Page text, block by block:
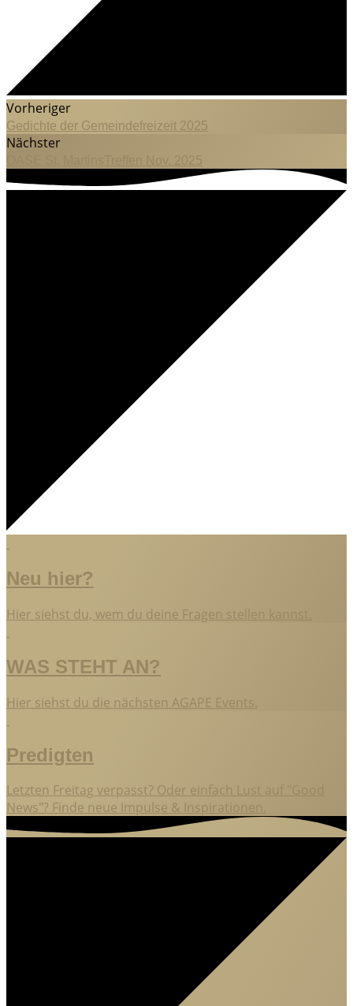
Vorheriger
Gedichte der Gemeindefreizeit 2025
Nächster
OASE St. MartinsTreffen Nov. 2025
Neu hier?
Hier siehst du, wem du deine Fragen stellen kannst.
WAS STEHT AN?
Hier siehst du die nächsten AGAPE Events.
Predigten
Letzten Freitag verpasst? Oder einfach Lust auf "Good
News"? Finde neue Impulse & Inspirationen.